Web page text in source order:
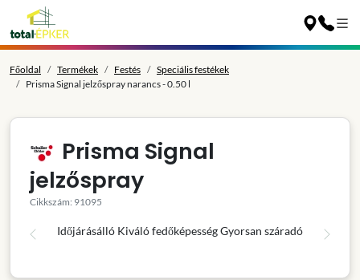
Főoldal Termékek Festés
Speciális festékek
Prisma Signal jelzőspray narancs - 0.50 l
Prisma Signal
jelzőspray
Cikkszám: 91095
Időjárásálló Kiváló fedőképességGyorsan száradó